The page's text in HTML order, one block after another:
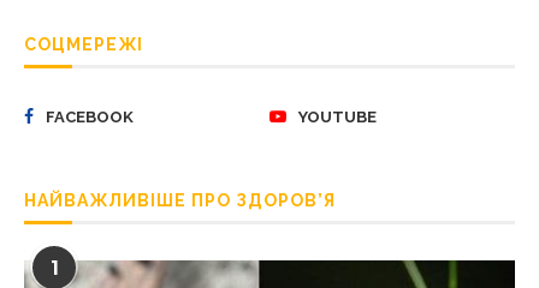
СОЦМЕРЕЖІ
FACEBOOK YOUTUBE
НАЙВАЖЛИВІШЕ ПРО ЗДОРОВ’Я
1